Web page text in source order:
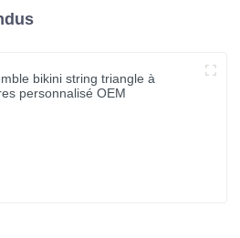
bikini string triangle à
personnalisé OEM